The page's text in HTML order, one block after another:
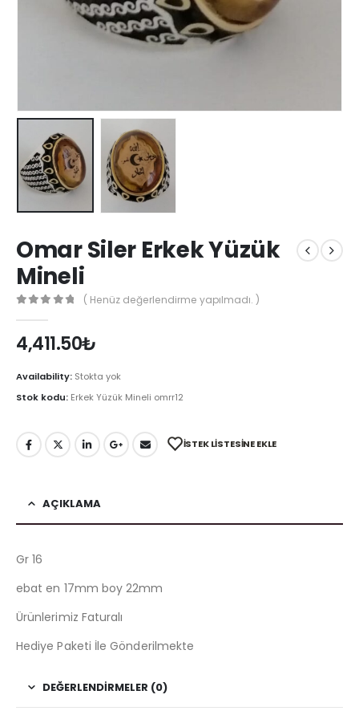
Omar Siler Erkek Yüzük
Mineli
( Henüz değerlendirme yapılmadı. )
4,411.50₺
Availability: Stokta yok
Stok kodu: Erkek Yüzük Mineli omrr12
İSTEK LISTESINE EKLE
AÇIKLAMA
Gr 16
ebat en 17mm boy 22mm
Ürünlerimiz Faturalı
Hediye Paketi İle Gönderilmekte
DEĞERLENDIRMELER (0)